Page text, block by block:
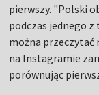
pierwszy. "Polski
podczas jednego
można
na Instagramie
porównując